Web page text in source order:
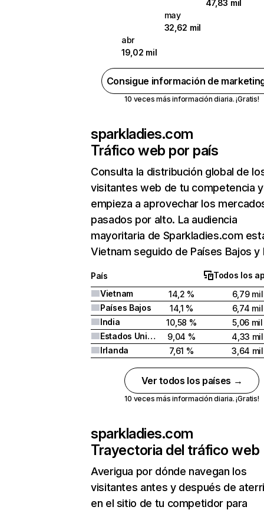
47,83 mil
may
32,62 mil
abr
19,02 mil
Consigue información de
10 veces más información diaria. ¡Gratis!
sparkladies.com
Tráfico web por país
Consulta la distribución global de
visitantes web de tu competencia y
empieza a aprovechar los
pasados por alto. La audiencia
mayoritaria de Sparkladies.com
Vietnam seguido de Países Bajos y
País
Todos los
Vietnam
14,2 %
6,79 mil
Países Bajos
14,1 %
6,74 mil
India
10,58 %
5,06 mil
Estados Unidos
9,04 %
4,33 mil
Irlanda
7,61 % 3,64 mil
Ver todos los países →
10 veces más información diaria. ¡Gratis!
sparkladies.com
Trayectoria del tráfico web
Averigua por dónde navegan los
visitantes antes y después de
en el sitio de tu competidor para